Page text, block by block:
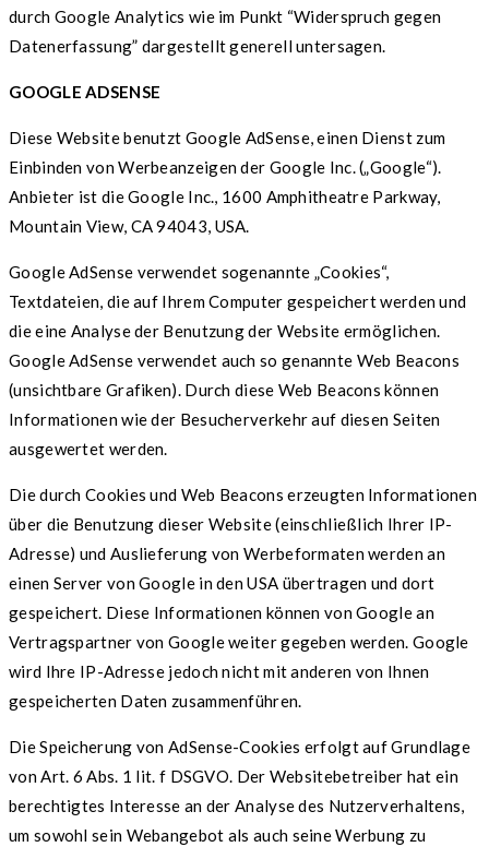
durch Google Analytics wie im Punkt “Widerspruch gegen
Datenerfassung” dargestellt generell untersagen.
GOOGLE ADSENSE
Diese Website benutzt Google AdSense, einen Dienst zum
Einbinden von Werbeanzeigen der Google Inc. („Google“).
Anbieter ist die Google Inc., 1600 Amphitheatre Parkway,
Mountain View, CA 94043, USA.
Google AdSense verwendet sogenannte „Cookies“,
Textdateien, die auf Ihrem Computer gespeichert werden und
die eine Analyse der Benutzung der Website ermöglichen.
Google AdSense verwendet auch so genannte Web Beacons
(unsichtbare Grafiken). Durch diese Web Beacons können
Informationen wie der Besucherverkehr auf diesen Seiten
ausgewertet werden.
Die durch Cookies und Web Beacons erzeugten Informationen
über die Benutzung dieser Website (einschließlich Ihrer IP-
Adresse) und Auslieferung von Werbeformaten werden an
einen Server von Google in den USA übertragen und dort
gespeichert. Diese Informationen können von Google an
Vertragspartner von Google weiter gegeben werden. Google
wird Ihre IP-Adresse jedoch nicht mit anderen von Ihnen
gespeicherten Daten zusammenführen.
Die Speicherung von AdSense-Cookies erfolgt auf Grundlage
von Art. 6 Abs. 1 lit. f DSGVO. Der Websitebetreiber hat ein
berechtigtes Interesse an der Analyse des Nutzerverhaltens,
um sowohl sein Webangebot als auch seine Werbung zu